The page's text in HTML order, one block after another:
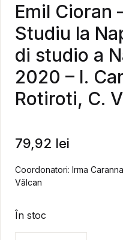
Emil Cioran
Studiu la
di studio a
2020 – I.
Rotiroti, C.
79,92 lei
Coordonatori: Irma
Vălcan
În stoc